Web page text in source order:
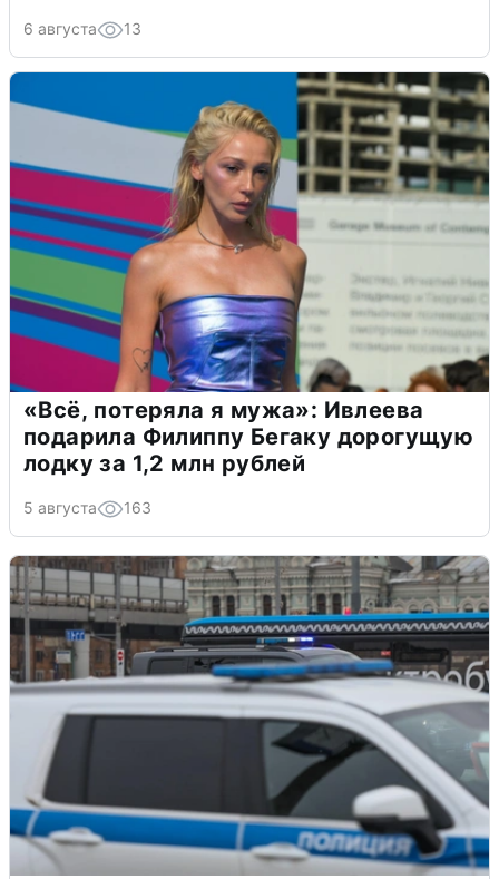
6 августа 13
«Всё, потеряла я мужа»: Ивлеева
подарила Филиппу Бегаку дорогущую
лодку за 1,2 млн рублей
5 августа 163